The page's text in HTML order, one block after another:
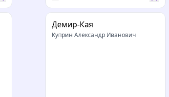
Демир-Кая
Куприн Александр Иванович